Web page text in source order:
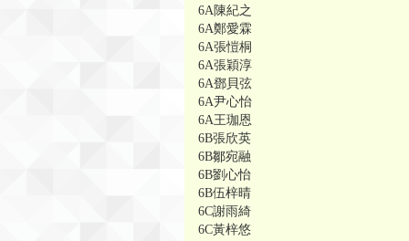
6A陳紀之
6A鄭愛霖
6A張愷桐
6A張穎淳
6A鄧貝弦
6A尹心怡
6A王珈恩
6B張欣英
6B鄒宛融
6B劉心怡
6B伍梓晴
6C謝雨綺
6C黃梓悠